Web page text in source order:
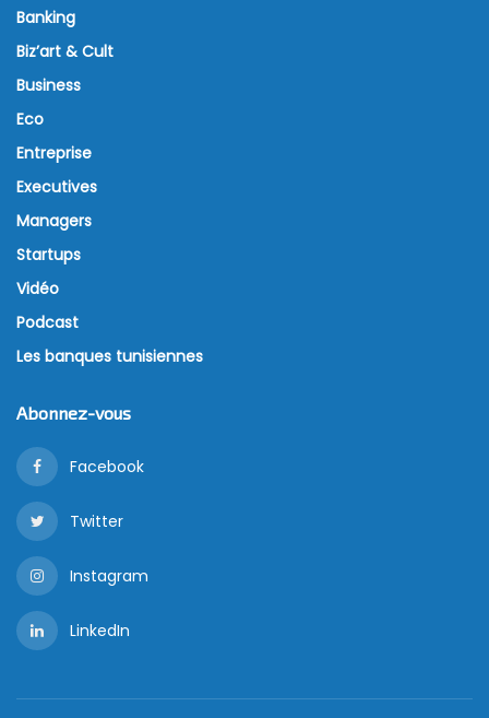
Banking
Biz’art & Cult
Business
Eco
Entreprise
Executives
Managers
Startups
Vidéo
Podcast
Les banques tunisiennes
Abonnez-vous
Facebook
Twitter
Instagram
LinkedIn